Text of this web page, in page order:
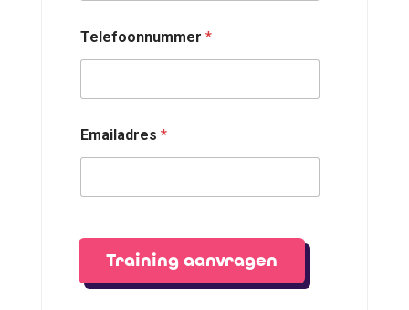
Telefoonnummer *
Emailadres *
Training aanvragen